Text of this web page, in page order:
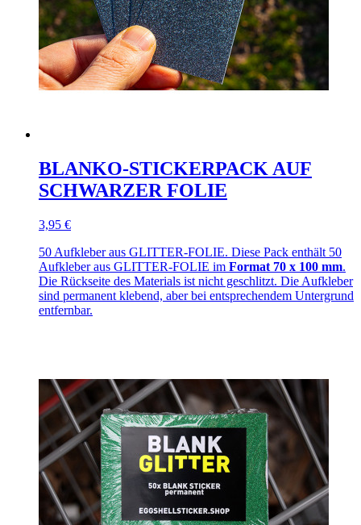
BLANKO-STICKERPACK AUF
SCHWARZER FOLIE
3,95 €
50 Aufkleber aus GLITTER-FOLIE. Diese Pack enthält 50
Aufkleber aus GLITTER-FOLIE im Format 70 x 100 mm.
Die Rückseite des Materials ist nicht geschlitzt. Die Aufkleber
sind permanent klebend, aber bei entsprechendem Untergrund
entfernbar.